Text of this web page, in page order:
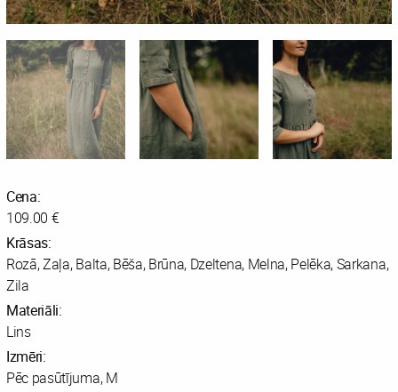
Cena:
109.00 €
Krāsas:
Rozā, Zaļa, Balta, Bēša, Brūna, Dzeltena, Melna, Pelēka, Sarkana,
Zila
Materiāli:
Lins
Izmēri:
Pēc pasūtījuma, M